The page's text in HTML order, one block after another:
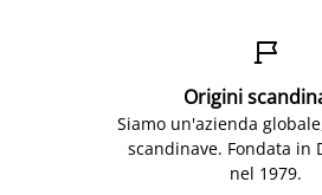

Origini
Siamo un'azienda
scandinave. Fondata in
nel 1979.